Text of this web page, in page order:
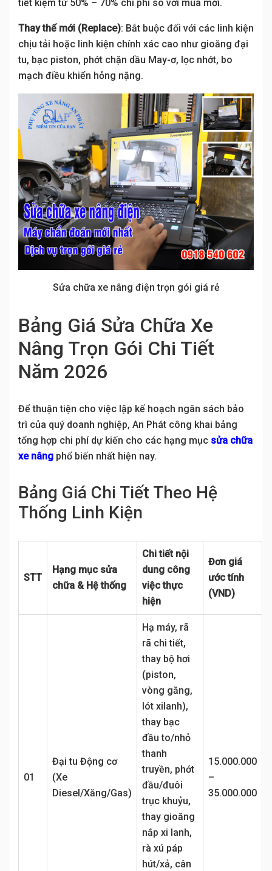
tiết kiệm từ 50% – 70% chi phí so với mua mới.
Thay thế mới (Replace): Bắt buộc đối với các linh kiện
chịu tải hoặc linh kiện chính xác cao như gioăng đại
tu, bạc piston, phớt chặn dầu May-ơ, lọc nhớt, bo
mạch điều khiển hỏng nặng.
Sửa chữa xe nâng điện trọn gói giá rẻ
Bảng Giá Sửa Chữa Xe
Nâng Trọn Gói Chi Tiết
Năm 2026
Để thuận tiện cho việc lập kế hoạch ngân sách bảo
trì của quý doanh nghiệp, An Phát công khai bảng
tổng hợp chi phí dự kiến cho các hạng mục sửa chữa
xe nâng phổ biến nhất hiện nay.
Bảng Giá Chi Tiết Theo Hệ
Thống Linh Kiện
STT
Hạng mục sửa
chữa & Hệ thống
Chi tiết nội
dung công
việc thực
hiện
Đơn giá
ước tính
(VND)
01
Đại tu Động cơ
(Xe
Diesel/Xăng/Gas)
Hạ máy, rã
rã chi tiết,
thay bộ hơi
(piston,
vòng găng,
lót xilanh),
thay bạc
đầu to/nhỏ
thanh
truyền, phớt
đầu/đuôi
trục khuỷu,
thay gioăng
nắp xi lanh,
rà xú páp
hút/xả, cân
15.000.000
–
35.000.000